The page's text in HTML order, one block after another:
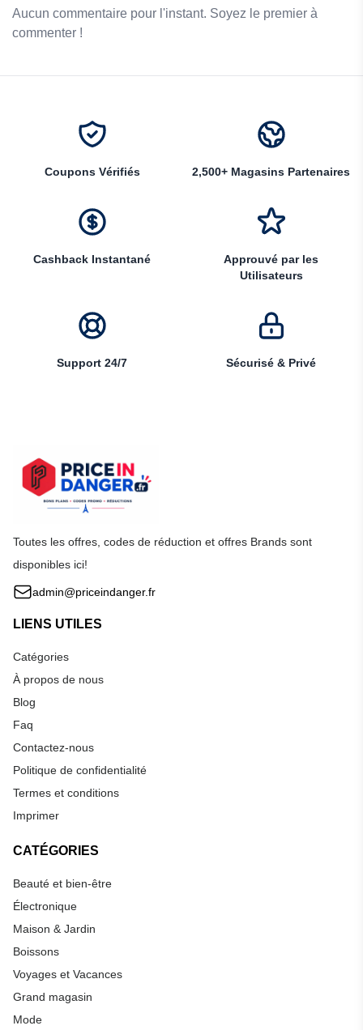
Aucun commentaire pour l'instant. Soyez le premier à
commenter !
Coupons Vérifiés 2,500+ Magasins Partenaires
Cashback Instantané
Approuvé par les
Utilisateurs
Support 24/7 Sécurisé & Privé
Toutes les offres, codes de réduction et offres Brands sont
disponibles ici!
admin@priceindanger.fr
LIENS UTILES
Catégories
À propos de nous
Blog
Faq
Contactez-nous
Politique de confidentialité
Termes et conditions
Imprimer
CATÉGORIES
Beauté et bien-être
Électronique
Maison & Jardin
Boissons
Voyages et Vacances
Grand magasin
Mode